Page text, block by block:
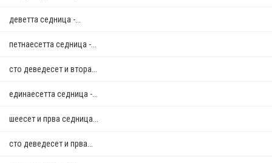
деветта седница -...
петнаесетта седница -...
сто деведесет и втора...
единаесетта седница -...
шеесет и прва седница...
сто деведесет и прва...